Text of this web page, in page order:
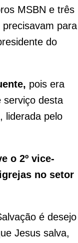
MSBN e três
para
do
pois era
serviço desta
liderada pelo
o 2º vice-
no setor
é desejo
Jesus salva,